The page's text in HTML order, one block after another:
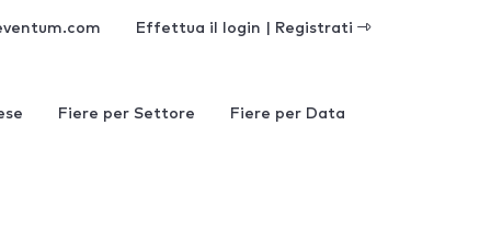
Effettua il login | Registrati
Fiere per Settore Fiere per Data